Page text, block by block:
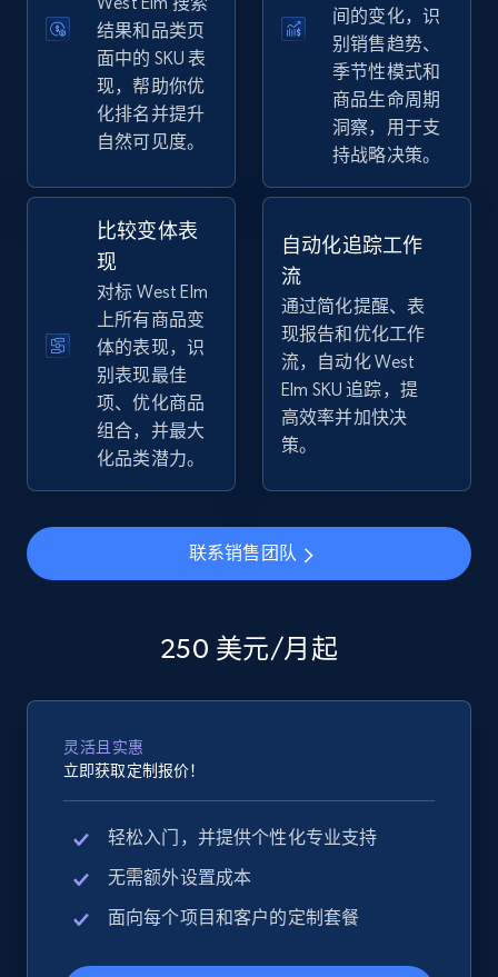
URL, Product id, Title, Seller name, Seller rating,
Seller reviews, Breadcrumbs, Root category, and
more.
2.5K+ 359+ 立即开始
eBay - Gather data on products using
specified keywords
URL, Product id, Title, Seller name, Seller rating,
Seller reviews, Breadcrumbs, Root category, and
more.
2.5K+ 359+ 立即开始
eBay - Collect products from shops on eBay
URL, Product id, Title, Seller name, Seller rating,
eBay - Collect records by category
Seller reviews, Breadcrumbs, Root category, and
2.5K+ 359+ 立即开始
结果和品类页
面中的 SKU 表
现，帮助你优
化排名并提升
自然可见度。
间的变化，识
别销售趋势、
季节性模式和
商品生命周期
洞察，用于支
持战略决策。
比较变体表
现
对标 West Elm
上所有商品变
体的表现，识
别表现最佳
项、优化商品
组合，并最大
化品类潜力。
自动化追踪工作
流
通过简化提醒、表
现报告和优化工作
流，自动化 West
Elm SKU 追踪，提
高效率并加快决
策。
联系销售团队
250 美元/月起
灵活且实惠
立即获取定制报价！
轻松入门，并提供个性化专业支持
无需额外设置成本
面向每个项目和客户的定制套餐